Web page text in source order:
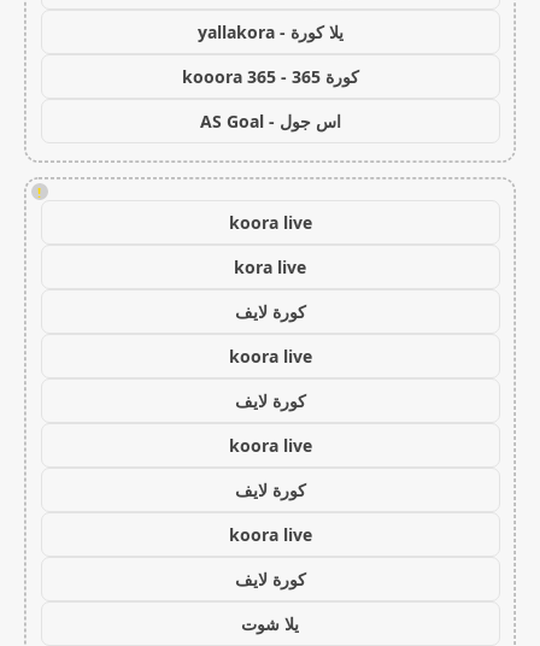
يلا كورة - yallakora
كورة 365 - kooora 365
اس جول - AS Goal
!
koora live
kora live
كورة لايف
koora live
كورة لايف
koora live
كورة لايف
koora live
كورة لايف
يلا شوت